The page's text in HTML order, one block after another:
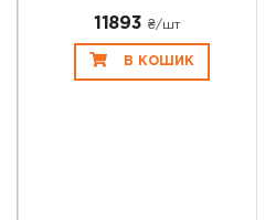
11893 ₴/шт
В КОШИК